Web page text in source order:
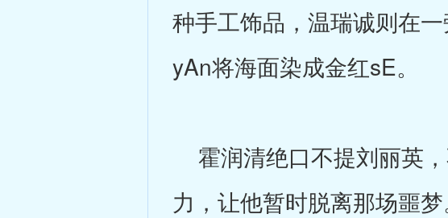
种手工饰品，温瑞诚则在
yAn将海面染成金红sE。
霍润清绝口不提刘丽英
力，让他暂时脱离那场噩梦